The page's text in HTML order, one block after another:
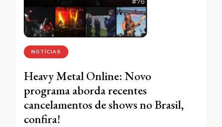
NOTÍCIAS
Heavy Metal Online: Novo
programa aborda recentes
cancelamentos de shows no Brasil,
confira!